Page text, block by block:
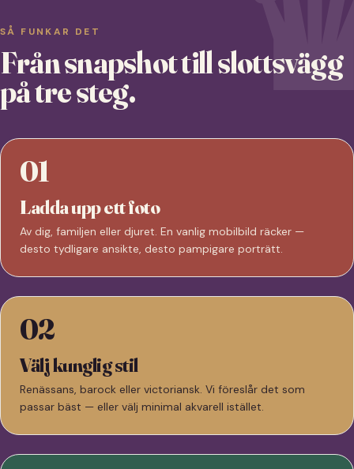
SÅ FUNKAR DET
Från snapshot till slottsvägg
på tre steg.
01
Ladda upp ett foto
Av dig, familjen eller djuret. En vanlig mobilbild räcker —
desto tydligare ansikte, desto pampigare porträtt.
02
Välj kunglig stil
Renässans, barock eller victoriansk. Vi föreslår det som
passar bäst — eller välj minimal akvarell istället.